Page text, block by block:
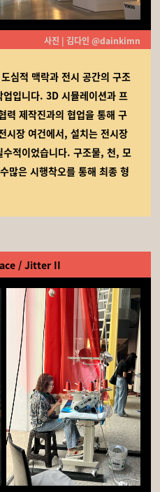
사진 | 김다인 @dainkimn
적 맥락과 전시 공간의 구조
입니다. 3D 시뮬레이션과 프
력 제작진과의 협업을 통해 구
시장 여건에서, 설치는 전시장
적이었습니다. 구조물, 천, 모
많은 시행착오를 통해 최종 형
/ Jitter II